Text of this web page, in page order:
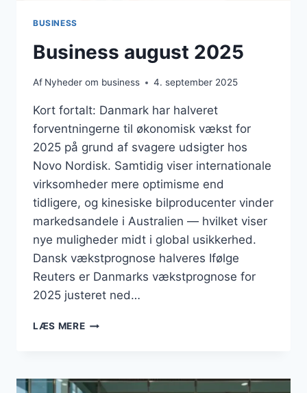
BUSINESS
Business august 2025
Af Nyheder om business 4. september 2025
Kort fortalt: Danmark har halveret
forventningerne til økonomisk vækst for
2025 på grund af svagere udsigter hos
Novo Nordisk. Samtidig viser internationale
virksomheder mere optimisme end
tidligere, og kinesiske bilproducenter vinder
markedsandele i Australien — hvilket viser
nye muligheder midt i global usikkerhed.
Dansk vækstprognose halveres Ifølge
Reuters er Danmarks vækstprognose for
2025 justeret ned…
LÆS MEREBUSINESS